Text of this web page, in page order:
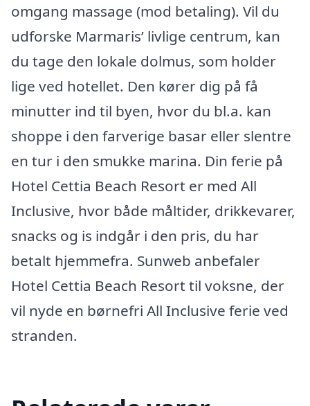
omgang massage (mod betaling). Vil du
udforske Marmaris’ livlige centrum, kan
du tage den lokale dolmus, som holder
lige ved hotellet. Den kører dig på få
minutter ind til byen, hvor du bl.a. kan
shoppe i den farverige basar eller slentre
en tur i den smukke marina. Din ferie på
Hotel Cettia Beach Resort er med All
Inclusive, hvor både måltider, drikkevarer,
snacks og is indgår i den pris, du har
betalt hjemmefra. Sunweb anbefaler
Hotel Cettia Beach Resort til voksne, der
vil nyde en børnefri All Inclusive ferie ved
stranden.